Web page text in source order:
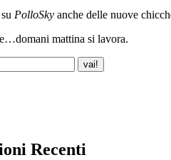
PolloSky anche delle nuove
mattina si lavora.
Recenti